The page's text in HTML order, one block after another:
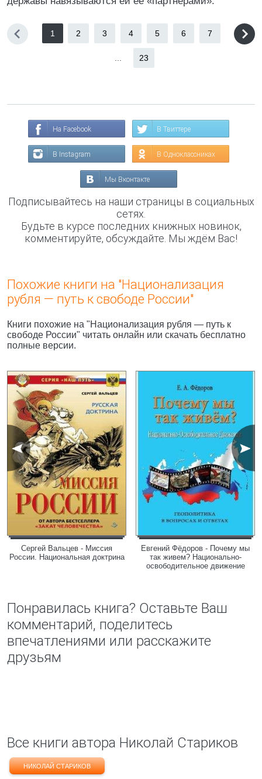
1 2 3 4 5 6 7
23
На Facebook В Твиттере
В Instagram В Одноклассниках
Мы Вконтакте
Подписывайтесь на наши страницы в социальных
сетях.
Будьте в курсе последних книжных новинок,
комментируйте, обсуждайте. Мы ждём Вас!
Похожие книги на "Национализация
рубля — путь к свободе России"
Книги похожие на "Национализация рубля — путь к
свободе России" читать онлайн или скачать бесплатно
полные версии.
Сергей Вальцев - Миссия
России. Национальная доктрина
Евгений Фёдоров - Почему мы
так живем? Национально-
освободительное движение
Понравилась книга? Оставьте Ваш
комментарий, поделитесь
впечатлениями или расскажите
друзьям
Все книги автора Николай Стариков
НИКОЛАЙ СТАРИКОВ